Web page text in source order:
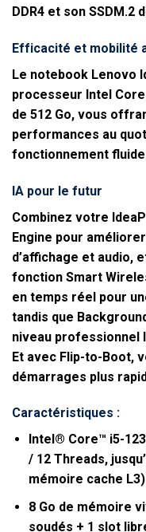
DDR4 et son SSDM.2
Efficacité et mobilité
Le notebook Lenovo
processeur Intel Core
de 512 Go, vous
performances au
fonctionnement
IA pour le futur
Combinez votre
Engine pour
d’affichage et audio,
fonction Smart
en temps réel pour
tandis que
niveau professionnel
Et avec Flip-to-Boot,
démarrages plus
Caractéristiques :
Intel® Core™ i5-
/ 12 Threads,
mémoire cache L3)
8 Go de mémoire
soudés + 1 slot